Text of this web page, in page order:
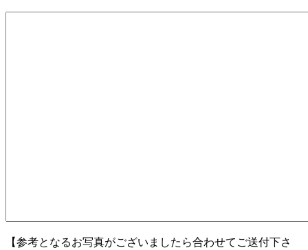
【参考となるお写真がございましたら合わせてご送付下さ